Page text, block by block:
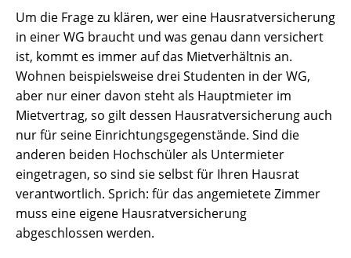
Um die Frage zu klären, wer eine Hausratversicherung
in einer WG braucht und was genau dann versichert
ist, kommt es immer auf das Mietverhältnis an.
Wohnen beispielsweise drei Studenten in der WG,
aber nur einer davon steht als Hauptmieter im
Mietvertrag, so gilt dessen Hausratversicherung auch
nur für seine Einrichtungsgegenstände. Sind die
anderen beiden Hochschüler als Untermieter
eingetragen, so sind sie selbst für Ihren Hausrat
verantwortlich. Sprich: für das angemietete Zimmer
muss eine eigene Hausratversicherung
abgeschlossen werden.